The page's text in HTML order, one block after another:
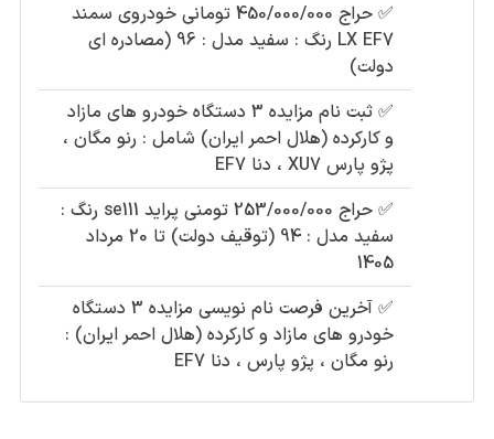
✅
حراج 450/000/000 تومانی خودروی سمند
LX EF7 رنگ : سفید مدل : 96 (مصادره ای
دولت)
✅
ثبت نام مزایده 3 دستگاه خودرو های مازاد
و کارکرده (هلال احمر ایران) شامل : رنو مگان ،
پژو پارس XU7 ، دنا EF7
✅
حراج 253/000/000 تومنی پراید se111 رنگ :
سفید مدل : 94 (توقیف دولت) تا 20 مرداد
1405
✅
آخرین فرصت نام نویسی مزایده 3 دستگاه
خودرو های مازاد و کارکرده (هلال احمر ایران) :
رنو مگان ، پژو پارس ، دنا EF7